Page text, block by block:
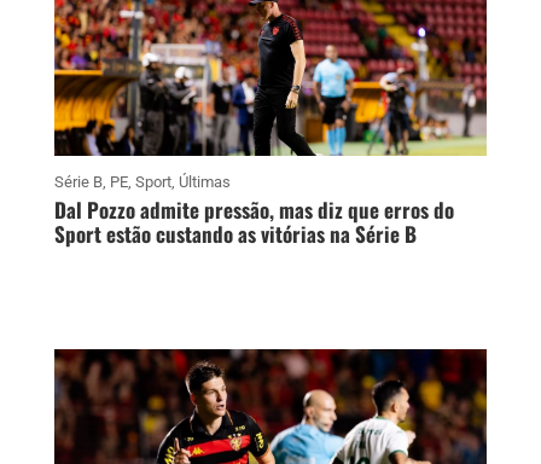
Série B, PE, Sport, Últimas
Dal Pozzo admite pressão, mas diz que erros do
Sport estão custando as vitórias na Série B